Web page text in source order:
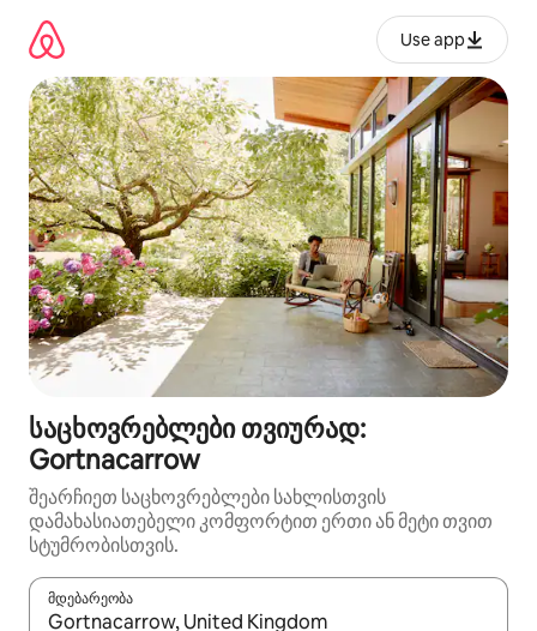
გადასვლა
Use app
საცხოვრებლები თვიურად:
Gortnacarrow
შეარჩიეთ საცხოვრებლები სახლისთვის
დამახასიათებელი კომფორტით ერთი ან მეტი თვით
სტუმრობისთვის.
მდებარეობა
როცა შედეგები ხელმისაწვდომი გახდება, ნავიგაციისთვის